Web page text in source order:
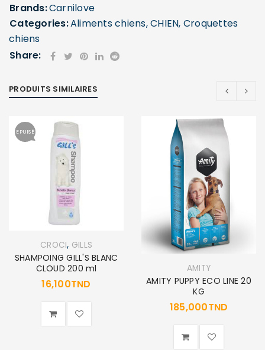
Brands:Carnilove
Categories:Aliments chiens,CHIEN, Croquettes
chiens
Share:
PRODUITS SIMILAIRES
EPUISÉ
CROCI, GILLS
SHAMPOING GILL'S BLANC
CLOUD 200 ml
16,100TND
AMITY
AMITY PUPPY ECO LINE 20
KG
185,000TND